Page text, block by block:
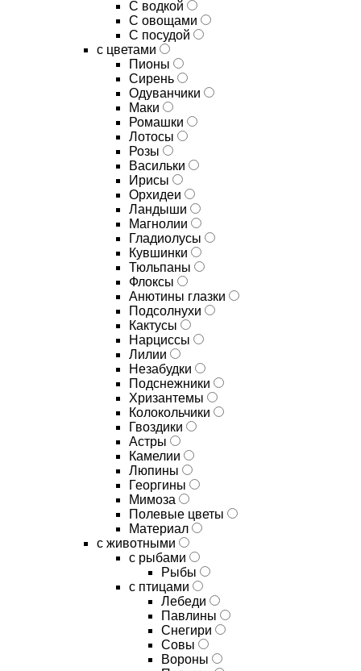
C водкой
C овощами
C посудой
с цветами
Пионы
Сирень
Одуванчики
Маки
Ромашки
Лотосы
Розы
Васильки
Ирисы
Орхидеи
Ландыши
Магнолии
Гладиолусы
Кувшинки
Тюльпаны
Флоксы
Анютины глазки
Подсолнухи
Кактусы
Нарциссы
Лилии
Незабудки
Подснежники
Хризантемы
Колокольчики
Гвоздики
Астры
Камелии
Люпины
Георгины
Мимоза
Полевые цветы
Материал
с животными
с рыбами
Рыбы
с птицами
Лебеди
Павлины
Снегири
Совы
Вороны